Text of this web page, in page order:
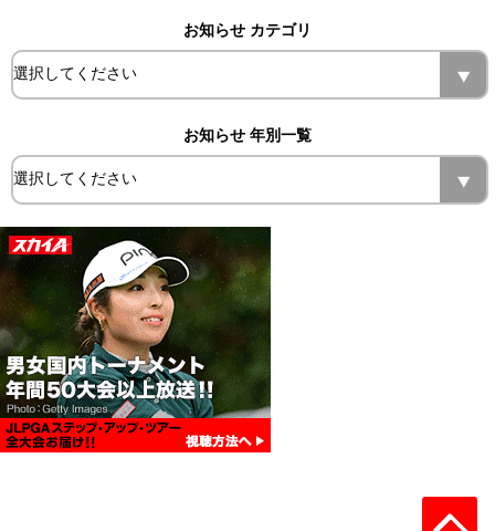
お知らせ カテゴリ
お知らせ 年別一覧